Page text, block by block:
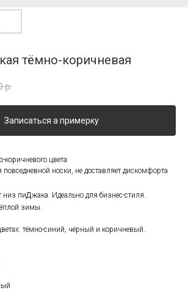
тёмно-коричневая
р.
Записаться а примерку
коричневого цвета
носки, не доставляет дискомфорта
низ пиджака. Идеально для бизнес-стиля.
зимы.
тёмно-синий, чёрный и коричневый.